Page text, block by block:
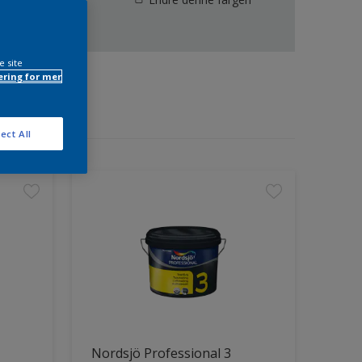
Nordsjö Professional 3
site
for mer
All